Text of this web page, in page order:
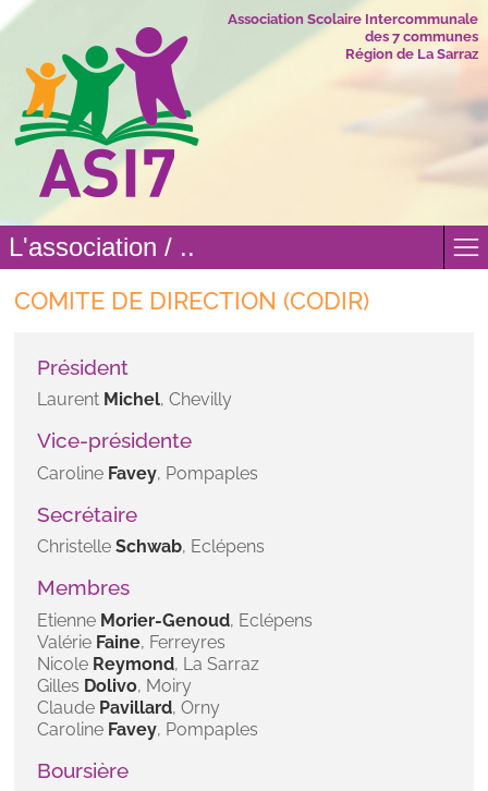
Association Scolaire Intercommunale
des 7 communes
Région de La Sarraz
L'association / ..
COMITE DE DIRECTION (CODIR)
Président
Laurent Michel, Chevilly
Vice-présidente
Caroline Favey, Pompaples
Secrétaire
ChristelleSchwab, Eclépens
Membres
Etienne Morier-Genoud, Eclépens
Valérie Faine, Ferreyres
Nicole Reymond, La Sarraz
Gilles Dolivo, Moiry
Claude Pavillard, Orny
Caroline Favey, Pompaples
Boursière